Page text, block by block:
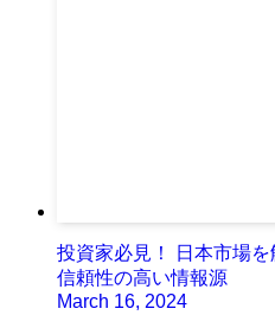
投資家必見！ 日本市場
信頼性の高い情報源
March 16, 2024